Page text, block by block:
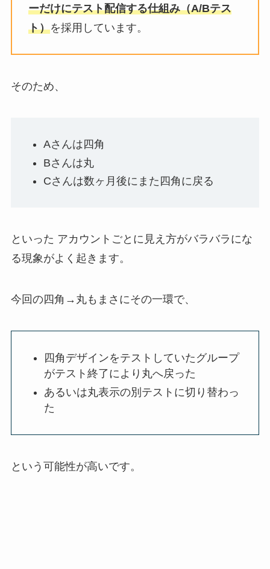
ーだけにテスト配信する仕組み（A/Bテス
ト）を採用しています。
そのため、
Aさんは四角
Bさんは丸
Cさんは数ヶ月後にまた四角に戻る
といった アカウントごとに見え方がバラバラ にな
る現象がよく起きます。
今回の四角→丸もまさにその一環で、
四角デザインをテストしていたグループ
がテスト終了により丸へ戻った
あるいは丸表示の別テストに切り替わっ
た
という可能性が高いです。